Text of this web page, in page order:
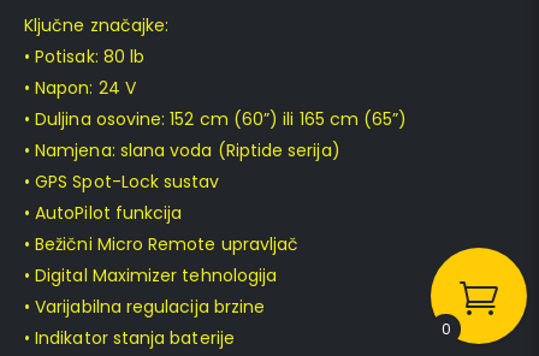
Ključne značajke:
• Potisak: 80 lb
• Napon: 24 V
• Duljina osovine: 152 cm (60”) ili 165 cm (65”)
• Namjena: slana voda (Riptide serija)
• GPS Spot-Lock sustav
• AutoPilot funkcija
• Bežični Micro Remote upravljač
• Digital Maximizer tehnologija
• Varijabilna regulacija brzine
• Indikator stanja baterije
0